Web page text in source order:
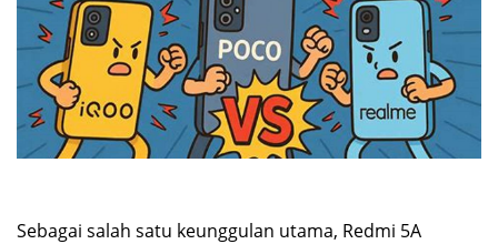
Sebagai salah satu keunggulan utama, Redmi 5A